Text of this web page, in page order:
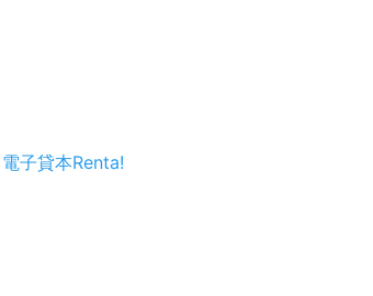
子貸本Renta!